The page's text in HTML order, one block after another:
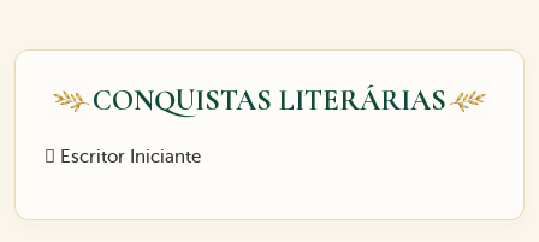
CONQUISTAS LITERÁRIAS
Escritor Iniciante